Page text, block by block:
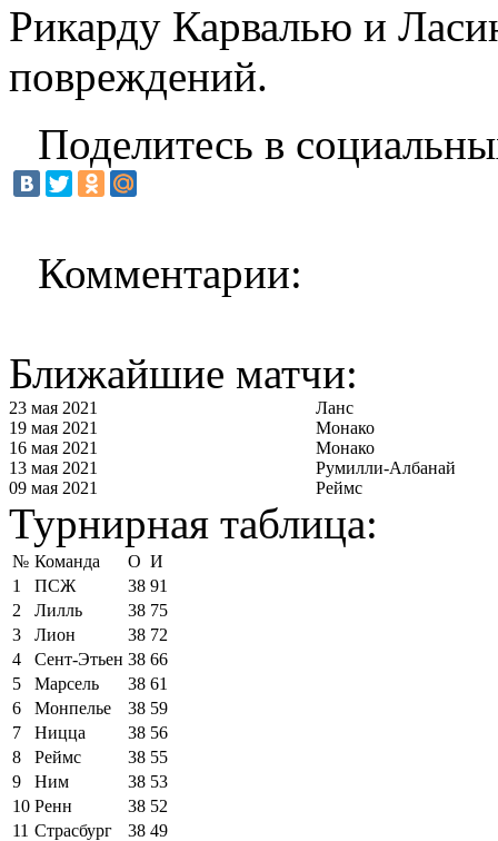
Рикарду Карвалью и
повреждений.
Поделитесь в
Комментарии:
Ближайшие матчи:
23 мая 2021
Ланс
19 мая 2021
Монако
16 мая 2021
Монако
13 мая 2021
Румилли-Албанай
09 мая 2021
Реймс
Турнирная таблица:
№ Команда О И
1
ПСЖ 38 91
2
Лилль 38 75
3
Лион 38 72
4
Сент-Этьен 38 66
5
Марсель 38 61
6
Монпелье 38 59
7
Ницца 38 56
8
Реймс 38 55
9
Ним 38 53
10 Ренн 38 52
11 Страсбург 38 49